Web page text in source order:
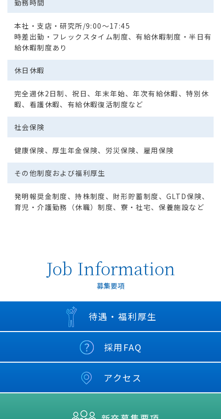
勤務時間
本社・支店・研究所/9:00～17:45
時差出勤・フレックスタイム制度、有給休暇制度・半日有
給休暇制度あり
休日休暇
完全週休2日制、祝日、年末年始、年次有給休暇、特別休
暇、看護休暇、有給休暇復活制度など
社会保険
健康保険、厚生年金保険、労災保険、雇用保険
その他制度および福利厚生
発明報奨金制度、持株制度、財形貯蓄制度、GLTD保険、
育児・介護勤務（休職）制度、寮・社宅、保養施設など
Job Information
募集要項
待遇・福利厚生
採用FAQ
アクセス